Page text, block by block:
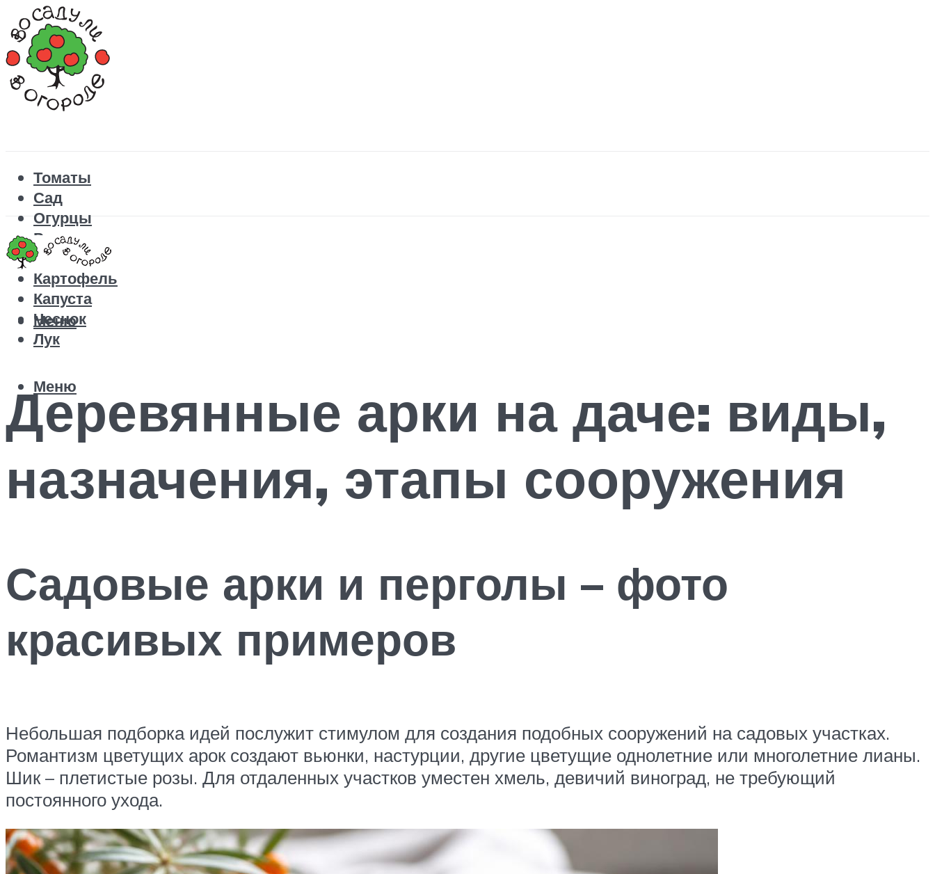
Томаты
Сад
Огурцы
Рецепты
Перец
Картофель
Капуста
Чеснок
Лук
Меню
Меню
Деревянные арки на даче: виды,
назначения, этапы сооружения
Садовые арки и перголы – фото
красивых примеров
Небольшая подборка идей послужит стимулом для создания подобных сооружений на садовых участках.
Романтизм цветущих арок создают вьюнки, настурции, другие цветущие однолетние или многолетние лианы.
Шик – плетистые розы. Для отдаленных участков уместен хмель, девичий виноград, не требующий
постоянного ухода.